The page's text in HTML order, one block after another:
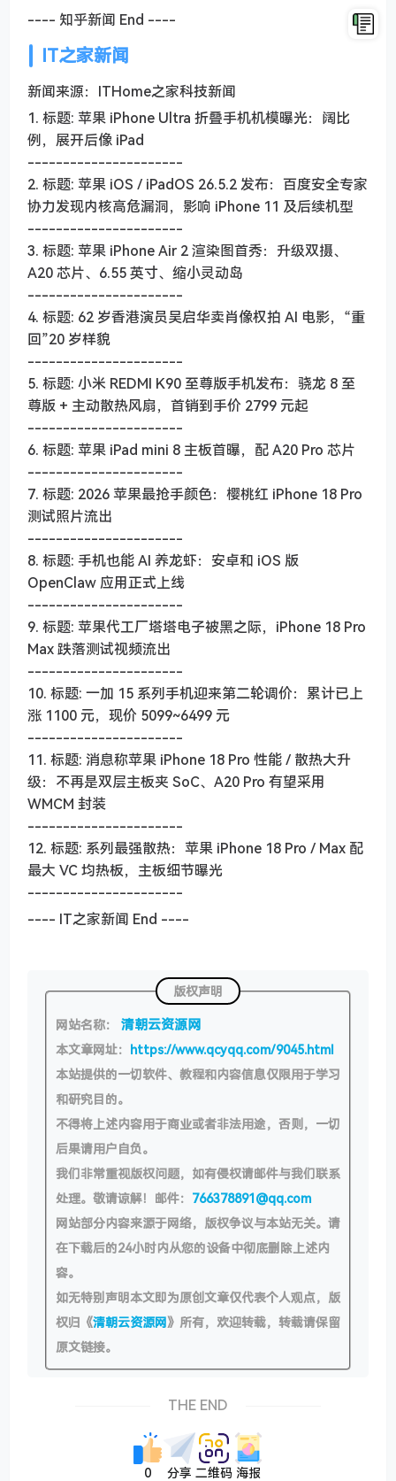
---- 知乎新闻 End ----
IT之家新闻
新闻来源：ITHome之家科技新闻
1. 标题: 苹果 iPhone Ultra 折叠手机机模曝光：阔比
例，展开后像 iPad
----------------------
2. 标题: 苹果 iOS / iPadOS 26.5.2 发布：百度安全专家
协力发现内核高危漏洞，影响 iPhone 11 及后续机型
----------------------
3. 标题: 苹果 iPhone Air 2 渲染图首秀：升级双摄、
A20 芯片、6.55 英寸、缩小灵动岛
----------------------
4. 标题: 62 岁香港演员吴启华卖肖像权拍 AI 电影，“重
回”20 岁样貌
----------------------
5. 标题: 小米 REDMI K90 至尊版手机发布：骁龙 8 至
尊版 + 主动散热风扇，首销到手价 2799 元起
----------------------
6. 标题: 苹果 iPad mini 8 主板首曝，配 A20 Pro 芯片
----------------------
7. 标题: 2026 苹果最抢手颜色：樱桃红 iPhone 18 Pro
测试照片流出
----------------------
8. 标题: 手机也能 AI 养龙虾：安卓和 iOS 版
OpenClaw 应用正式上线
----------------------
9. 标题: 苹果代工厂塔塔电子被黑之际，iPhone 18 Pro
Max 跌落测试视频流出
----------------------
10. 标题: 一加 15 系列手机迎来第二轮调价：累计已上
涨 1100 元，现价 5099~6499 元
----------------------
11. 标题: 消息称苹果 iPhone 18 Pro 性能 / 散热大升
级：不再是双层主板夹 SoC、A20 Pro 有望采用
WMCM 封装
----------------------
12. 标题: 系列最强散热：苹果 iPhone 18 Pro / Max 配
最大 VC 均热板，主板细节曝光
----------------------
---- IT之家新闻 End ----
版权声明
网站名称： 清朝云资源网
本文章网址： https://www.qcyqq.com/9045.html
本站提供的一切软件、教程和内容信息仅限用于学习
和研究目的。
不得将上述内容用于商业或者非法用途，否则，一切
后果请用户自负。
我们非常重视版权问题，如有侵权请邮件与我们联系
处理。敬请谅解！邮件： 766378891@qq.com
网站部分内容来源于网络，版权争议与本站无关。请
在下载后的24小时内从您的设备中彻底删除上述内
容。
如无特别声明本文即为原创文章仅代表个人观点，版
权归《清朝云资源网》所有，欢迎转载，转载请保留
原文链接。
THE END
0 分享 二维码 海报